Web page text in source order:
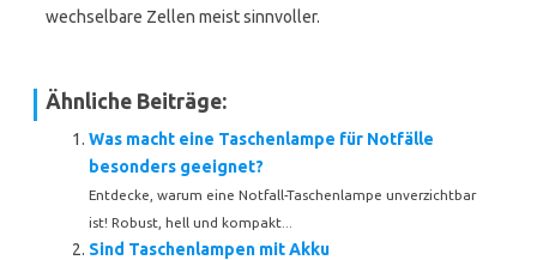
wechselbare Zellen meist sinnvoller.
Ähnliche Beiträge:
Was macht eine Taschenlampe für Notfälle
besonders geeignet?
Entdecke, warum eine Notfall-Taschenlampe unverzichtbar
ist! Robust, hell und kompakt...
Sind Taschenlampen mit Akku